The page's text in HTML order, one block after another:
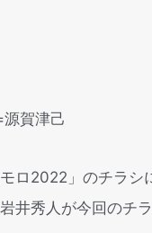
賀津己
ロ2022」のチラシ
井秀人が今回のチ